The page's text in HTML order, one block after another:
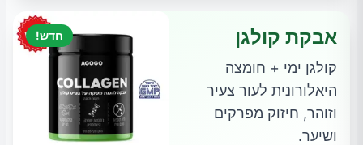
חדש! אבקת קולגן
קולגן ימי + חומצה
היאלורונית לעור צעיר
וזוהר, חיזוק מפרקים
ושיער.